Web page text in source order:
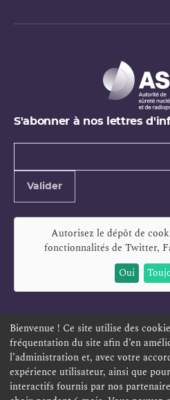
S'abonner à nos lettres
Types de
Valider
Autorisez le dépôt de
fonctionnalités de Twitter,
Oui
ESPACE PERSONNEL OFFRES
TÉLÉSERVICES PLAN DU
ACCESSIBILITÉ POLITIQUE
Bienvenue ! Ce site utilise des
fréquentation du site afin d’en
l’administration et, avec votre
expérience utilisateur, ainsi que
interactifs fournis par nos